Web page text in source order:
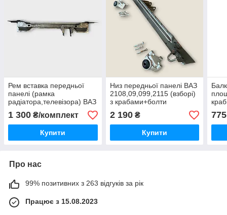
Рем вставка передньої
панелі (рамка
радіатора,телевізора) ВАЗ
2108,09,099,2115 ( 2 часті)
1 300 ₴/комплект
Купити
Низ передньої панелі ВАЗ
2108,09,099,2115 (взборі)
з крабами+болти
2 190₴
Купити
775
Про нас
99% позитивних з 263 відгуків за рік
Працює з 15.08.2023